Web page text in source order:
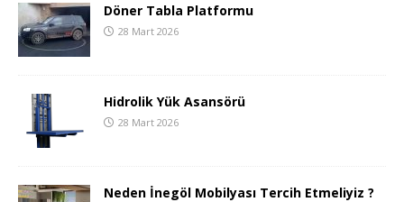
Döner Tabla Platformu
28 Mart 2026
Hidrolik Yük Asansörü
28 Mart 2026
Neden İnegöl Mobilyası Tercih Etmeliyiz ?